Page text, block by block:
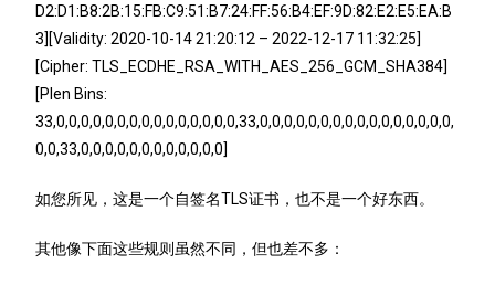
D2:D1:B8:2B:15:FB:C9:51:B7:24:FF:56:B4:EF:9D:82:E2:E5:EA:B
3][Validity: 2020-10-14 21:20:12 – 2022-12-17 11:32:25]
[Cipher: TLS_ECDHE_RSA_WITH_AES_256_GCM_SHA384]
[Plen Bins:
33,0,0,0,0,0,0,0,0,0,0,0,0,0,0,0,33,0,0,0,0,0,0,0,0,0,0,0,0,0,0,0,0,
0,0,33,0,0,0,0,0,0,0,0,0,0,0,0]
如您所见，这是一个自签名TLS证书，也不是一个好东西。
其他像下面这些规则虽然不同，但也差不多：